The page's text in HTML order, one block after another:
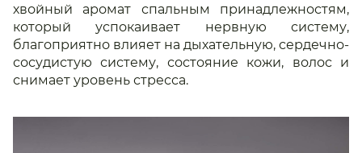
хвойный аромат спальным принадлежностям,
который успокаивает нервную систему,
благоприятно влияет на дыхательную, сердечно-
сосудистую систему, состояние кожи, волос и
снимает уровень стресса.